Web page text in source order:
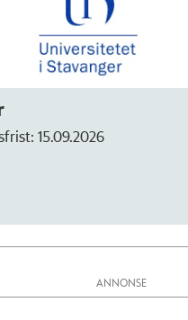
15.09.2026